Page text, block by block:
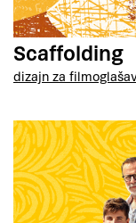
Scaffolding
dizajn za film